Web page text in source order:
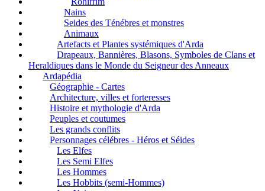
Nains
Seides des Ténébres et monstres
Animaux
Artefacts et Plantes systémiques d'Arda
Drapeaux, Bannières, Blasons, Symboles de Clans et
Heraldiques dans le Monde du Seigneur des Anneaux
Ardapédia
Géographie - Cartes
Architecture, villes et forteresses
Histoire et mythologie d'Arda
Peuples et coutumes
Les grands conflits
Personnages célébres - Héros et Séides
Les Elfes
Les Semi Elfes
Les Hommes
Les Hobbits (semi-Hommes)